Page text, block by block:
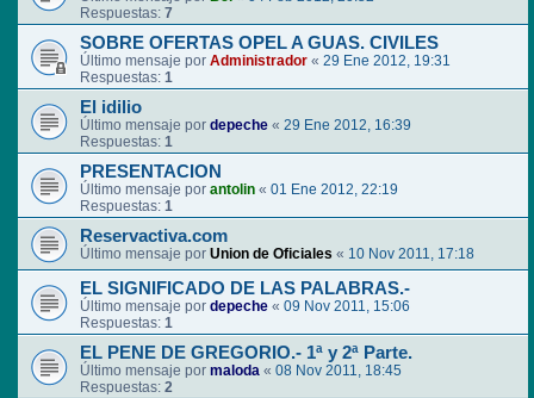
Respuestas: 7
SOBRE OFERTAS OPEL A GUAS. CIVILES
Último mensaje por Administrador « 29 Ene 2012, 19:31
Respuestas: 1
El idilio
Último mensaje por depeche « 29 Ene 2012, 16:39
Respuestas: 1
PRESENTACION
Último mensaje por antolin « 01 Ene 2012, 22:19
Respuestas: 1
Reservactiva.com
Último mensaje por Union de Oficiales « 10 Nov 2011, 17:18
EL SIGNIFICADO DE LAS PALABRAS.-
Último mensaje por depeche « 09 Nov 2011, 15:06
Respuestas: 1
EL PENE DE GREGORIO.- 1ª y 2ª Parte.
Último mensaje por maloda « 08 Nov 2011, 18:45
Respuestas: 2